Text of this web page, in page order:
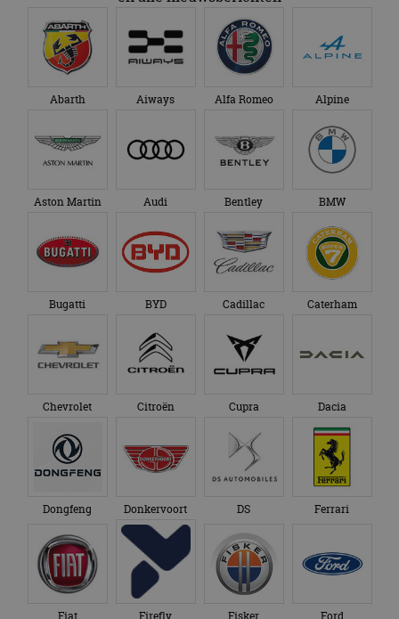
Abarth Aiways Alfa Romeo Alpine
Aston Martin Audi Bentley BMW
Bugatti BYD Cadillac Caterham
Chevrolet Citroën Cupra Dacia
Dongfeng Donkervoort DS Ferrari